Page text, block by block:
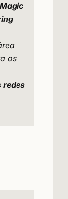
Magic
os
redes